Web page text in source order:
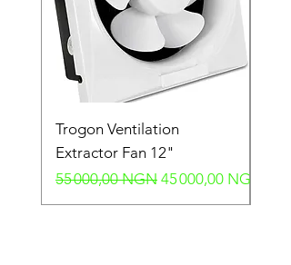
Trogon Ventilation
Extractor Fan 12"
Prix original
55 000,00 NGN Prix promotionnel
45 000,00 NGN